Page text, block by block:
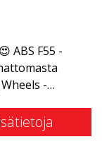
ABS F55 -
-
tottunut